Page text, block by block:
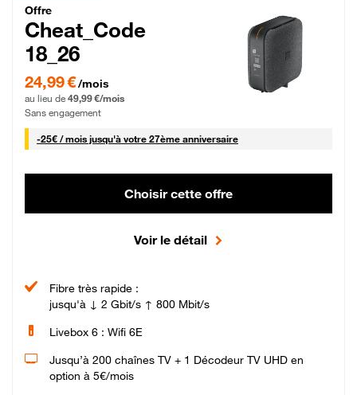
Cheat_Code Fibre_18_26
Offre
Cheat_Code
18_26
24,99 € par mois pendant 0 mois puis 49,99 € par mois, Sans engagement
24,99 €/mois
au lieu de 49,99 €/mois
Sans engagement
-25€ / mois25 € par mois
jusqu'à votre 27ème anniversaire
Choisir cette offre
Voir le détail
Fibre très rapide :
jusqu'à ↓ 2 Gbit/s ↑ 800 Mbit/s
Livebox 6 : Wifi 6E
Jusqu’à 200 chaînes TV + 1 Décodeur TV UHD en
option à 5€/mois